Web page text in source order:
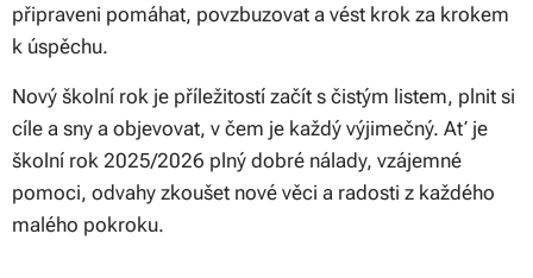
připraveni pomáhat, povzbuzovat a vést krok za krokem
k úspěchu.
Nový školní rok je příležitostí začít s čistým listem, plnit si
cíle a sny a objevovat, v čem je každý výjimečný. Ať je
školní rok 2025/2026 plný dobré nálady, vzájemné
pomoci, odvahy zkoušet nové věci a radosti z každého
malého pokroku.